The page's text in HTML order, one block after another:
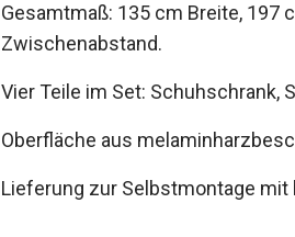
Gesamtmaß: 135 cm Breite, 197
Zwischenabstand.
Vier Teile im Set: Schuhschrank,
Oberfläche aus
Lieferung zur Selbstmontage